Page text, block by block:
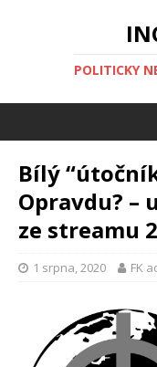
POLITICKY
Bílý
Opravdu? –
ze streamu
1 srpna, 2020 FK